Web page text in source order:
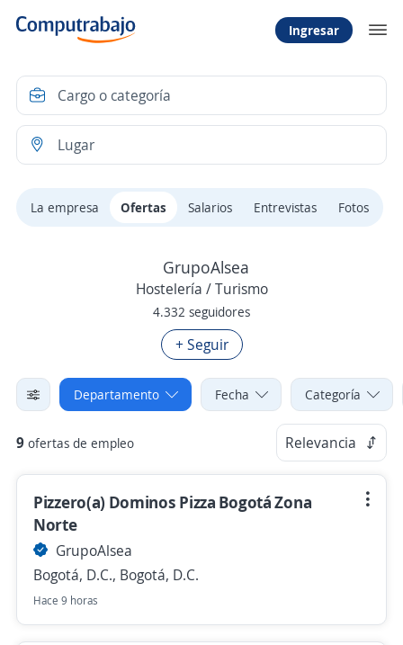
Ingresar
La empresa Ofertas Salarios Entrevistas Fotos
GrupoAlsea
Hostelería / Turismo
4.332 seguidores
+ Seguir
Departamento Fecha Categoría
9 ofertas de empleo Relevancia
Pizzero(a) Dominos Pizza Bogotá Zona
Norte
GrupoAlsea
Bogotá, D.C., Bogotá, D.C.
Hace 9 horas